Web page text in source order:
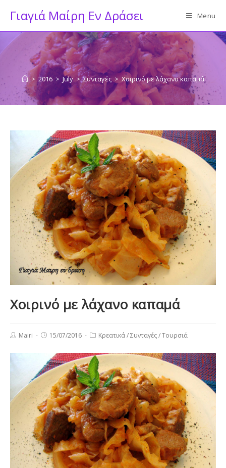
content
Γιαγιά Μαίρη Εν Δράσει Menu
> 2016 > July > Συνταγές > Χοιρινό με λάχανο καπαμά
Χοιρινό με λάχανο καπαμά
PostMairi
Post15/07/2016
PostΚρεατικά/Συνταγές/Τουρσιά